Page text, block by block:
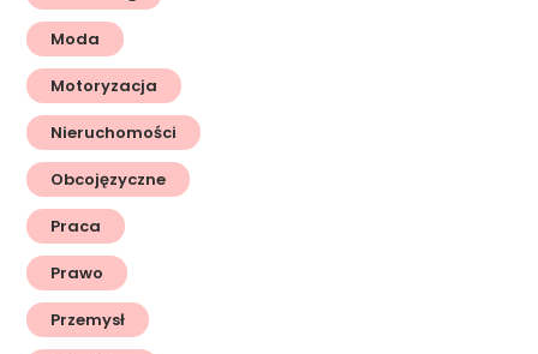
Moda
Motoryzacja
Nieruchomości
Obcojęzyczne
Praca
Prawo
Przemysł